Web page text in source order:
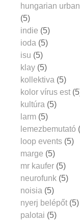
hungarian
(5)
indie (5)
ioda (5)
isu (5)
klay (5)
kollektiva (5)
kolor vírus est
kultúra (5)
larm (5)
lemezbemutató
loop events (5)
marge (5)
mr kaufer (5)
neurofunk (5)
noisia (5)
nyerj belépőt (5)
palotai (5)